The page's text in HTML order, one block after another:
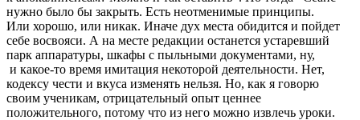
нужно было бы закрыть. Есть неотменимые принципы.
Или хорошо, или никак. Иначе дух места обидится и пойдет
себе восвояси. А на месте редакции останется устаревший
парк аппаратуры, шкафы с пыльными документами, ну,
и какое-то время имитация некоторой деятельности. Нет,
кодексу чести и вкуса изменять нельзя. Но, как я говорю
своим ученикам, отрицательный опыт ценнее
положительного, потому что из него можно извлечь уроки.